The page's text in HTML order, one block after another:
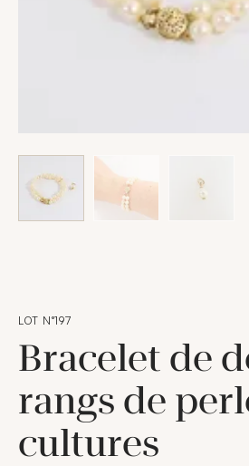
LOT N°197
Bracelet de
rangs de
cultures